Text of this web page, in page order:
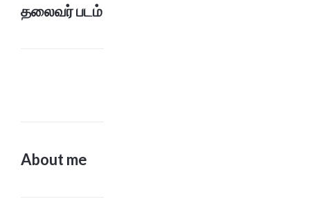
தலைவர் படம்
About me